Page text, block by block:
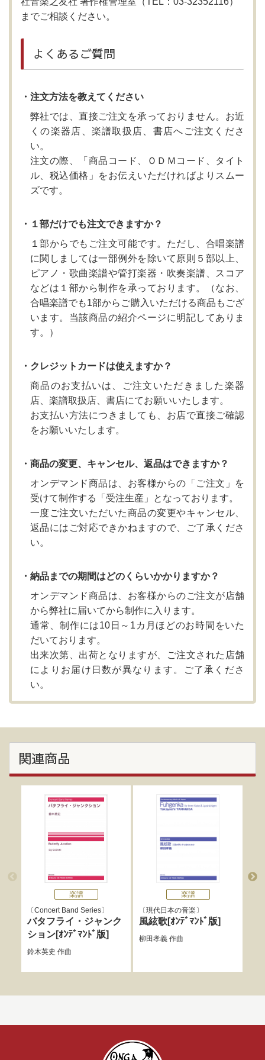
までご相談ください。
よくあるご質問
・注文方法を教えてください
弊社では、直接ご注文を承っておりません。お近
くの楽器店、楽譜取扱店、書店へご注文くださ
い。
注文の際、「商品コード、ＯＤＭコード、タイト
ル、税込価格」をお伝えいただければよりスムー
ズです。
・１部だけでも注文できますか？
１部からでもご注文可能です。ただし、合唱楽譜
に関しましては一部例外を除いて原則５部以上、
ピアノ・歌曲楽譜や管打楽器・吹奏楽譜、スコア
などは１部から制作を承っております。（なお、
合唱楽譜でも1部からご購入いただける商品もござ
います。当該商品の紹介ページに明記してありま
す。）
・クレジットカードは使えますか？
商品のお支払いは、ご注文いただきました楽器
店、楽譜取扱店、書店にてお願いいたします。
お支払い方法につきましても、お店で直接ご確認
をお願いいたします。
・商品の変更、キャンセル、返品はできますか？
オンデマンド商品は、お客様からの「ご注文」を
受けて制作する「受注生産」となっております。
一度ご注文いただいた商品の変更やキャンセル、
返品にはご対応できかねますので、ご了承くださ
い。
・納品までの期間はどのくらいかかりますか？
オンデマンド商品は、お客様からのご注文が店舗
から弊社に届いてから制作に入ります。
通常、制作には10日～1カ月ほどのお時間をいた
だいております。
出来次第、出荷となりますが、ご注文された店舗
によりお届け日数が異なります。ご了承くださ
い。
関連商品
楽譜
Concert Band Series
バタフライ・ジャンク
ション[ｵﾝﾃﾞﾏﾝﾄﾞ版]
鈴木英史 作曲
楽譜
現代日本の音楽
風絃歌[ｵﾝﾃﾞﾏﾝﾄﾞ版]
柳田孝義作曲